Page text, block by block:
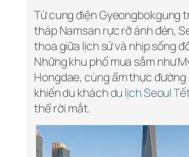
Từ cung điện Gyeongbokgung
tháp Namsan rực rỡ ánh đèn,
thoa giữa lịch sử và nhịp sống
Những khu phố mua sắm như
Hongdae, cùng ẩm thực
khiến du kháchdu lịch Seoul
thể rời mắt.